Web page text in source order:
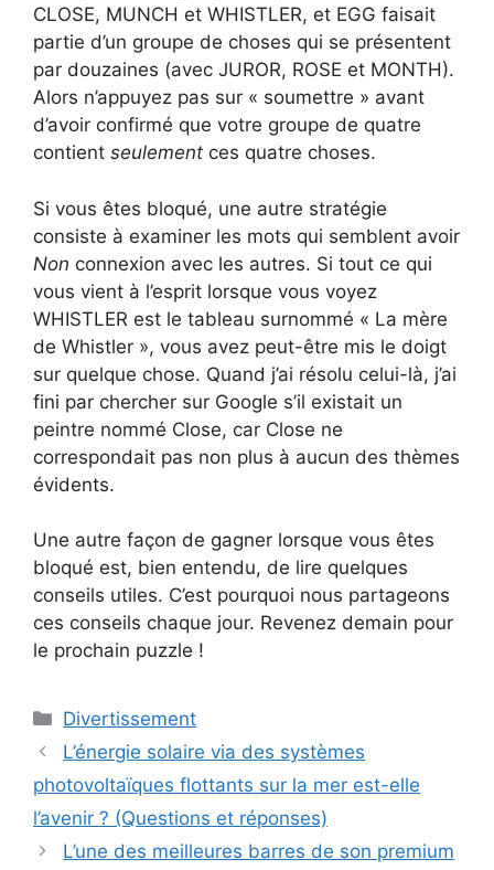
CLOSE, MUNCH et WHISTLER, et EGG faisait
partie d’un groupe de choses qui se présentent
par douzaines (avec JUROR, ROSE et MONTH).
Alors n’appuyez pas sur « soumettre » avant
d’avoir confirmé que votre groupe de quatre
contient seulement ces quatre choses.
Si vous êtes bloqué, une autre stratégie
consiste à examiner les mots qui semblent avoir
Non connexion avec les autres. Si tout ce qui
vous vient à l’esprit lorsque vous voyez
WHISTLER est le tableau surnommé « La mère
de Whistler », vous avez peut-être mis le doigt
sur quelque chose. Quand j’ai résolu celui-là, j’ai
fini par chercher sur Google s’il existait un
peintre nommé Close, car Close ne
correspondait pas non plus à aucun des thèmes
évidents.
Une autre façon de gagner lorsque vous êtes
bloqué est, bien entendu, de lire quelques
conseils utiles. C’est pourquoi nous partageons
ces conseils chaque jour. Revenez demain pour
le prochain puzzle !
Catégories
Divertissement
L’énergie solaire via des systèmes
photovoltaïques flottants sur la mer est-elle
l’avenir ? (Questions et réponses)
L’une des meilleures barres de son premium